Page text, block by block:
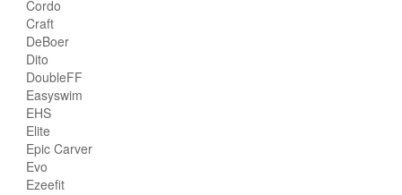
Cordo
Craft
DeBoer
Dito
DoubleFF
Easyswim
EHS
Elite
Epic Carver
Evo
Ezeefit